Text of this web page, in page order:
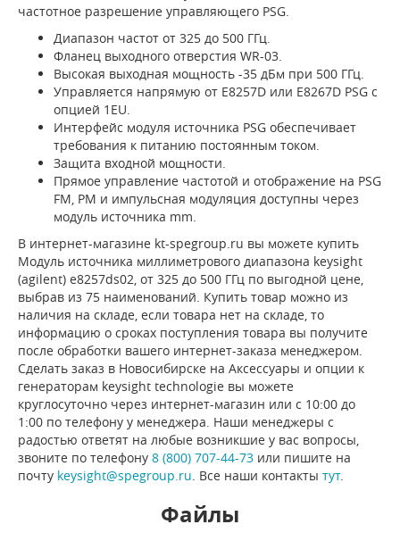
частотное разрешение управляющего PSG.
Диапазон частот от 325 до 500 ГГц.
Фланец выходного отверстия WR-03.
Высокая выходная мощность -35 дБм при 500 ГГц.
Управляется напрямую от E8257D или E8267D PSG с
опцией 1EU.
Интерфейс модуля источника PSG обеспечивает
требования к питанию постоянным током.
Защита входной мощности.
Прямое управление частотой и отображение на PSG
FM, PM и импульсная модуляция доступны через
модуль источника mm.
В интернет-магазине kt-spegroup.ru вы можете купить
Модуль источника миллиметрового диапазона keysight
(agilent) e8257ds02, от 325 до 500 ГГц по выгодной цене,
выбрав из 75 наименований. Купить товар можно из
наличия на складе, если товара нет на складе, то
информацию о сроках поступления товара вы получите
после обработки вашего интернет-заказа менеджером.
Сделать заказ в Новосибирске на Аксессуары и опции к
генераторам keysight technologie вы можете
круглосуточно через интернет-магазин или с 10:00 до
1:00 по телефону у менеджера. Наши менеджеры с
радостью ответят на любые возникшие у вас вопросы,
звоните по телефону 8 (800) 707-44-73 или пишите на
почту keysight@spegroup.ru. Все наши контакты тут.
Файлы